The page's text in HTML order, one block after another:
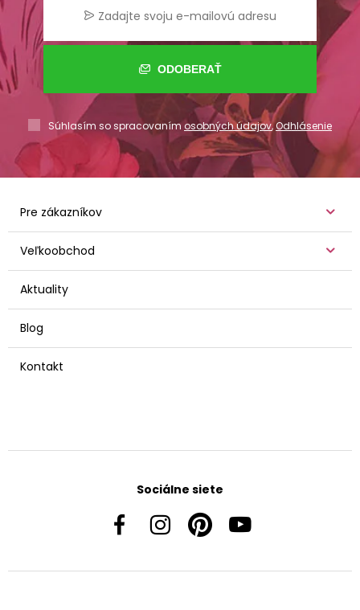
ODOBERAŤ
Súhlasím so spracovaním osobných údajov,Odhlásenie
Pre zákazníkov
Veľkoobchod
Aktuality
Blog
Kontakt
Sociálne siete